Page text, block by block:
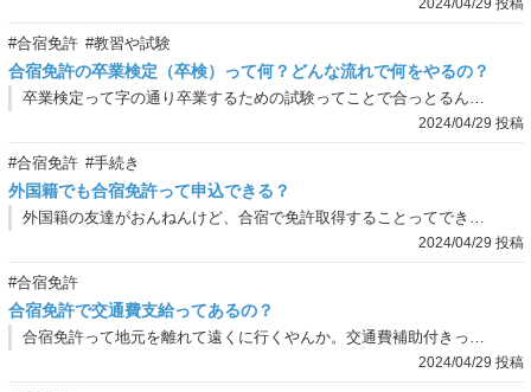
2024/04/29 投稿
#合宿免許 #教習や試験
合宿免許の卒業検定（卒検）って何？どんな流れで何をやるの？
卒業検定って字の通り卒業するための試験ってことで合っとるん？筆記試験もあんの？
2024/04/29 投稿
#合宿免許 #手続き
外国籍でも合宿免許って申込できる？
外国籍の友達がおんねんけど、合宿で免許取得することってできるん？
2024/04/29 投稿
#合宿免許
合宿免許で交通費支給ってあるの？
合宿免許って地元を離れて遠くに行くやんか。交通費補助付きって書いてあんねんけど、これどこの教習所も基本的に支給ってあるもんなん？
2024/04/29 投稿